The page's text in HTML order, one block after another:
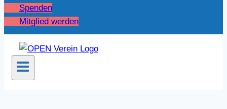
Spenden
Mitglied werden